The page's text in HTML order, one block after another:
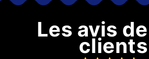
Les avis
clients